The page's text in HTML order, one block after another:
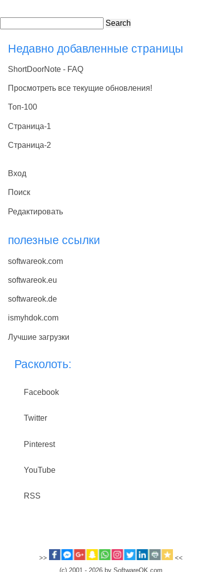
Search
Недавно добавленные страницы
ShortDoorNote - FAQ
Просмотреть все текущие обновления!
Топ-100
Страница-1
Страница-2
Вход
Поиск
Редактировать
полезные ссылки
softwareok.com
softwareok.eu
softwareok.de
ismyhdok.com
Лучшие загрузки
Расколоть:
Facebook
Twitter
Pinterest
YouTube
RSS
>>
<<
(c) 2001 - 2026 by SoftwareOK.com